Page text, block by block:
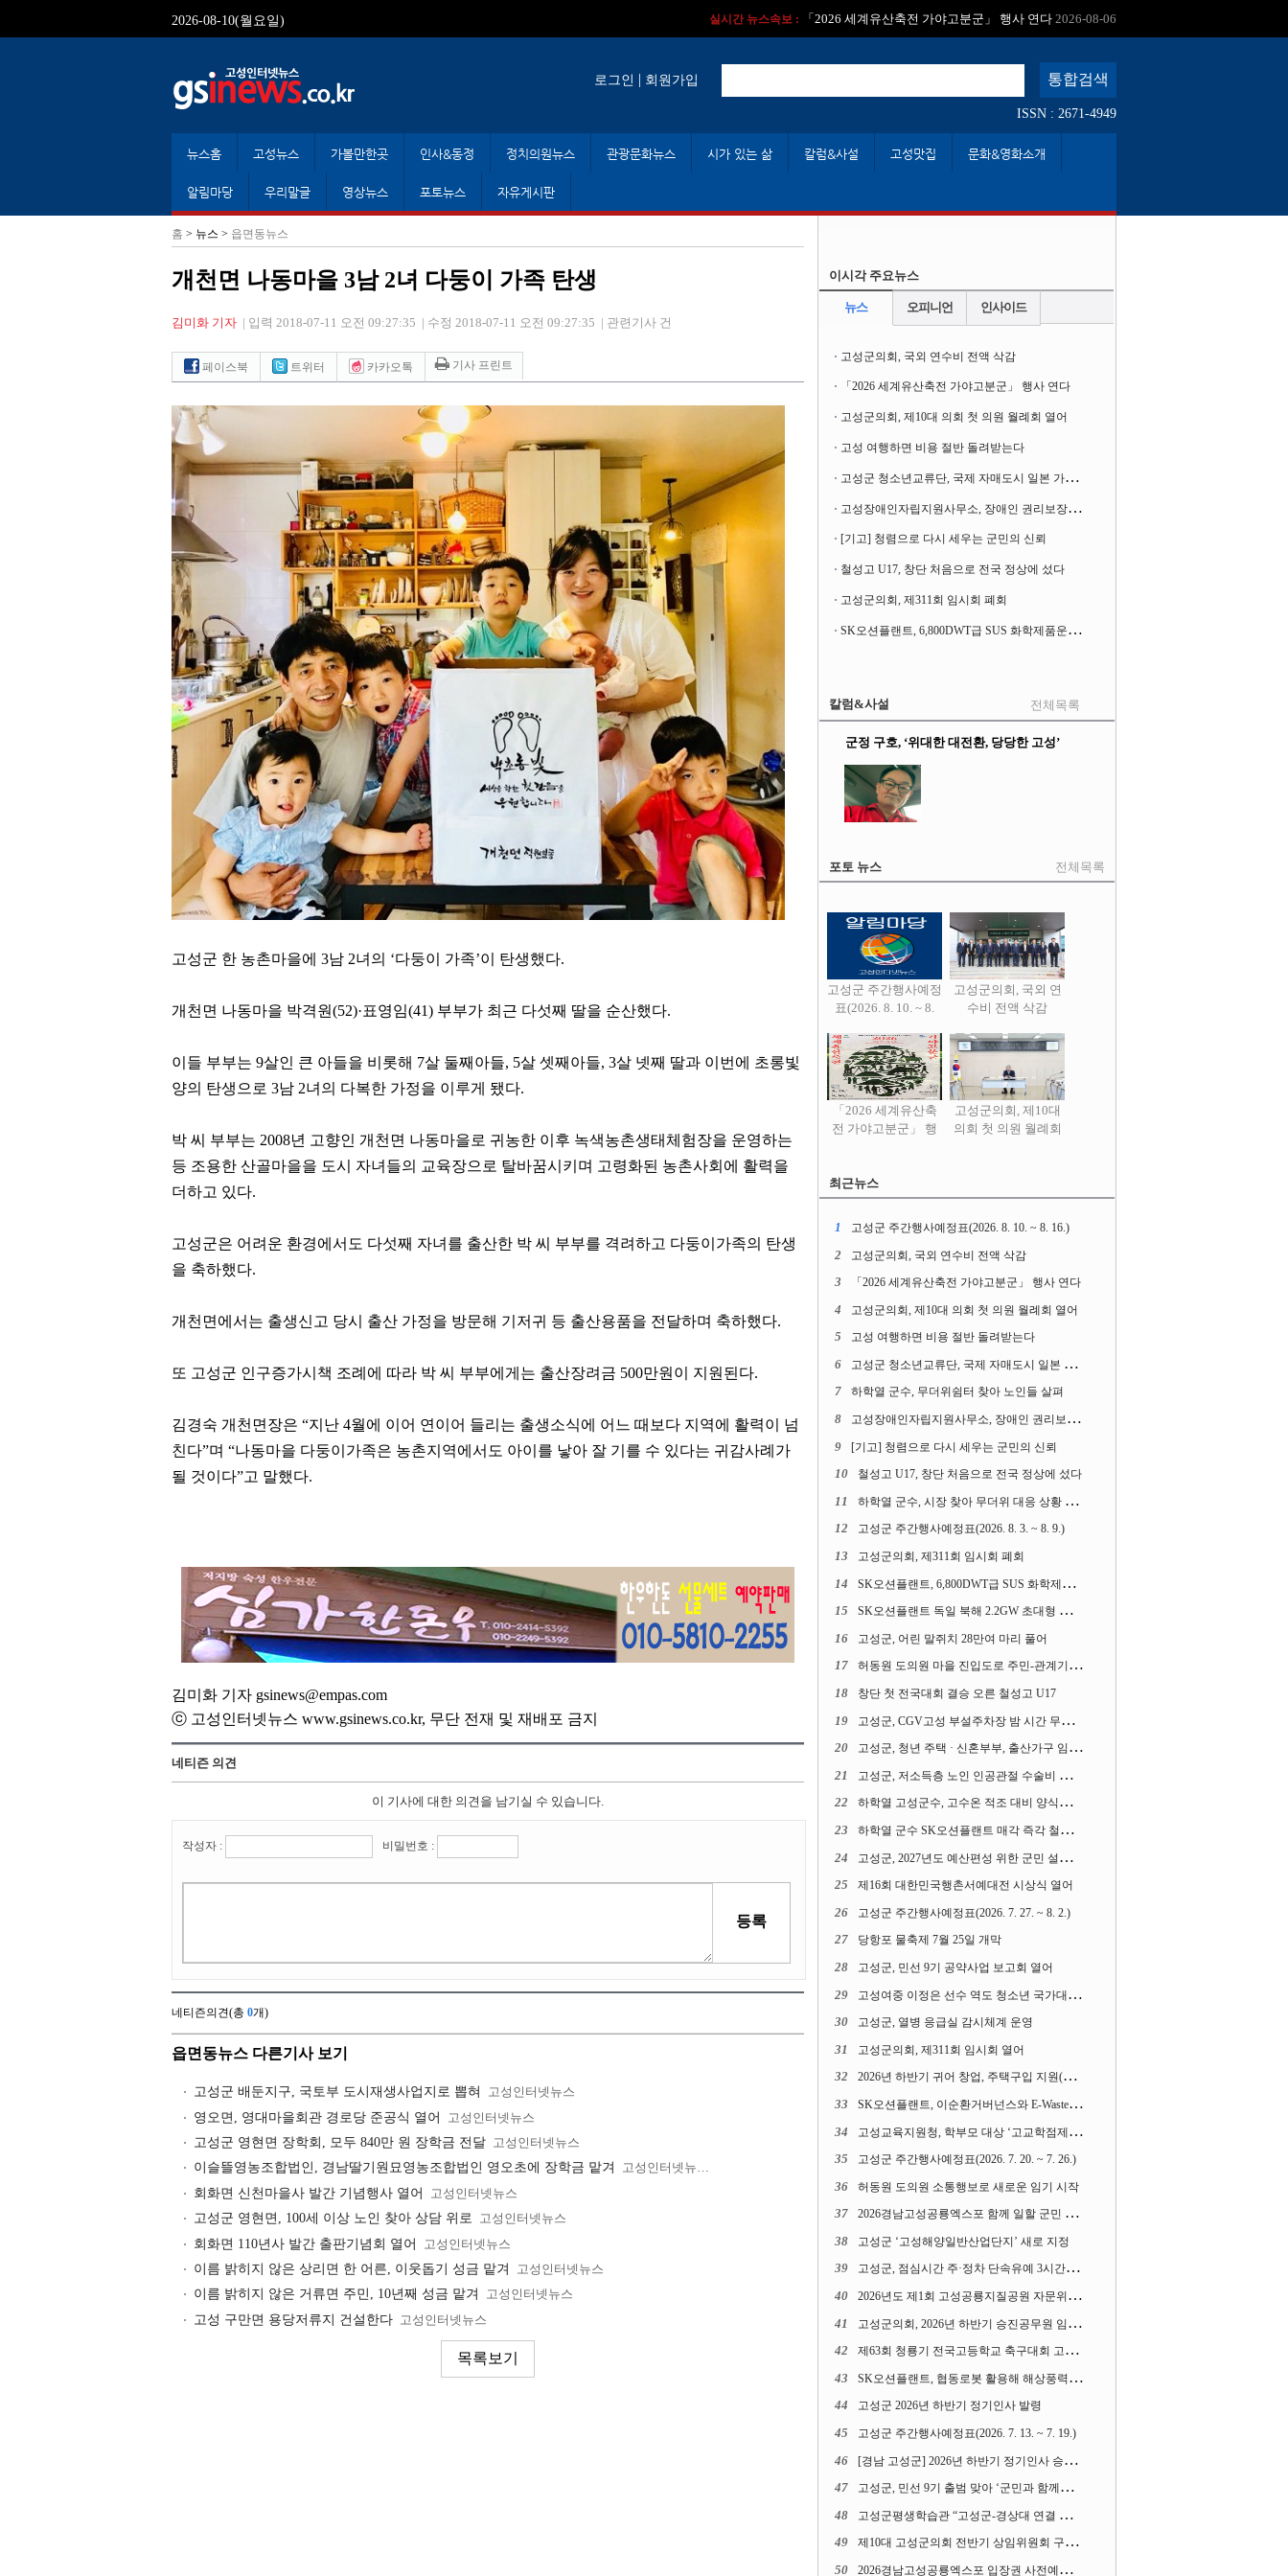
2026-08-10(월요일) 실시간 뉴스속보 : 「2026 세계유산축전 가야고분군」 행사 연다 2026-08-06
로그인 | 회원가입
ISSN : 2671-4949
뉴스홈 고성뉴스 가볼만한곳 인사&동정 정치의원뉴스 관광문화뉴스 시가 있는 삶 칼럼&사설 고성맛집 문화&영화소개
알림마당 우리말글 영상뉴스 포토뉴스 자유게시판
홈 > 뉴스 > 읍면동뉴스
개천면 나동마을 3남 2녀 다둥이 가족 탄생
김미화 기자 입력 2018-07-11 오전 09:27:35 수정 2018-07-11 오전 09:27:35 관련기사 건
페이스북 트위터 카카오톡 기사 프린트
고성군 한 농촌마을에 3남 2녀의 ‘다둥이 가족’이 탄생했다.
개천면 나동마을 박격원(52)·표영임(41) 부부가 최근 다섯째 딸을 순산했다.
이들 부부는 9살인 큰 아들을 비롯해 7살 둘째아들, 5살 셋째아들, 3살 넷째 딸과 이번에 초롱빛
양의 탄생으로 3남 2녀의 다복한 가정을 이루게 됐다.
박 씨 부부는 2008년 고향인 개천면 나동마을로 귀농한 이후 녹색농촌생태체험장을 운영하는
등 조용한 산골마을을 도시 자녀들의 교육장으로 탈바꿈시키며 고령화된 농촌사회에 활력을
더하고 있다.
고성군은 어려운 환경에서도 다섯째 자녀를 출산한 박 씨 부부를 격려하고 다둥이가족의 탄생
을 축하했다.
개천면에서는 출생신고 당시 출산 가정을 방문해 기저귀 등 출산용품을 전달하며 축하했다.
또 고성군 인구증가시책 조례에 따라 박 씨 부부에게는 출산장려금 500만원이 지원된다.
김경숙 개천면장은 “지난 4월에 이어 연이어 들리는 출생소식에 어느 때보다 지역에 활력이 넘
친다”며 “나동마을 다둥이가족은 농촌지역에서도 아이를 낳아 잘 기를 수 있다는 귀감사례가
될 것이다”고 말했다.
김미화 기자 gsinews@empas.com
ⓒ 고성인터넷뉴스 www.gsinews.co.kr, 무단 전재 및 재배포 금지
네티즌 의견
이 기사에 대한 의견을 남기실 수 있습니다.
작성자 : 비밀번호 :
네티즌의견(총 0개)
읍면동뉴스 다른기사 보기
고성군 배둔지구, 국토부 도시재생사업지로 뽑혀
고성인터넷뉴스
영오면, 영대마을회관 경로당 준공식 열어
고성인터넷뉴스
고성군 영현면 장학회, 모두 840만 원 장학금 전달 고성인터넷뉴스
이슬뜰영농조합법인, 경남딸기원묘영농조합법인 영오초에 장학금 맡겨
고성인터넷뉴스
회화면 신천마을사 발간 기념행사 열어
고성인터넷뉴스
고성군 영현면, 100세 이상 노인 찾아 상담 위로 고성인터넷뉴스
회화면 110년사 발간 출판기념회 열어
고성인터넷뉴스
이름 밝히지 않은 상리면 한 어른, 이웃돕기 성금 맡겨
고성인터넷뉴스
이름 밝히지 않은 거류면 주민, 10년째 성금 맡겨
고성인터넷뉴스
고성 구만면 용당저류지 건설한다 고성인터넷뉴스
이시각 주요뉴스
뉴스 오피니언 인사이드
고성군의회, 국외 연수비 전액 삭감
「2026 세계유산축전 가야고분군」 행사 연다
고성군의회, 제10대 의회 첫 의원 월례회 열어
고성 여행하면 비용 절반 돌려받는다
고
성군 청소년교류단, 국제 자매도시 일본 가사오카시 찾아
고
성장애인자립지원사무소, 장애인 권리보장 촉구 1인 시위 벌여
[기고] 청렴으로 다시 세우는 군민의 신뢰
철성고 U17, 창단 처음으로 전국 정상에 섰다
고성군의회, 제311회 임시회 폐회
S
K오션플랜트, 6,800DWT급 SUS 화학제품운반선 2척 수주
칼럼&사설 전체목록
군정 구호, ‘위대한 대전환, 당당한 고성’
포토 뉴스 전체목록
고성군 주간행사예정
표(2026. 8. 10. ~ 8.
고성군의회, 국외 연
수비 전액 삭감
「2026 세계유산축
전 가야고분군」 행
고성군의회, 제10대
의회 첫 의원 월례회
최근뉴스
1 고성군 주간행사예정표(2026. 8. 10. ~ 8. 16.)
2 고성군의회, 국외 연수비 전액 삭감
3 「2026 세계유산축전 가야고분군」 행사 연다
4 고성군의회, 제10대 의회 첫 의원 월례회 열어
5 고성 여행하면 비용 절반 돌려받는다
6 고성군 청소년교류단, 국제 자매도시 일본 가사오카시 찾아
7 하학열 군수, 무더위쉼터 찾아 노인들 살펴
8 고성장애인자립지원사무소, 장애인 권리보장 촉구 1인 시위 벌여
9 [기고] 청렴으로 다시 세우는 군민의 신뢰
10 철성고 U17, 창단 처음으로 전국 정상에 섰다
11 하학열 군수, 시장 찾아 무더위 대응 상황 살펴
12 고성군 주간행사예정표(2026. 8. 3. ~ 8. 9.)
13 고성군의회, 제311회 임시회 폐회
14 SK오션플랜트, 6,800DWT급 SUS 화학제품운반선 2척 수주
15 SK오션플랜트 독일 북해 2.2GW 초대형 해상변전소 하부구조물 수주
16 고성군, 어린 말쥐치 28만여 마리 풀어
17 허동원 도의원 마을 진입도로 주민-관계기관과 함께 간담회 열어
18 창단 첫 전국대회 결승 오른 철성고 U17
19 고성군, CGV고성 부설주차장 밤 시간 무료 개방한다
20 고성군, 청년 주택 · 신혼부부, 출산가구 임차보증금 대출이자 지원사업 시행
21 고성군, 저소득층 노인 인공관절 수술비 지원사업 계속 추진
22 하학열 고성군수, 고수온 적조 대비 양식장 현장점검
23 하학열 군수 SK오션플랜트 매각 즉각 철회 촉구 기자회견 열어
24 고성군, 2027년도 예산편성 위한 군민 설문조사 실시
25 제16회 대한민국행촌서예대전 시상식 열어
26 고성군 주간행사예정표(2026. 7. 27. ~ 8. 2.)
27 당항포 물축제 7월 25일 개막
28 고성군, 민선 9기 공약사업 보고회 열어
29 고성여중 이정은 선수 역도 청소년 국가대표에 뽑혀
30 고성군, 열병 응급실 감시체계 운영
31 고성군의회, 제311회 임시회 열어
32 2026년 하반기 귀어 창업, 주택구입 지원(융자) 사업대상자 모집
33 SK오션플랜트, 이순환거버넌스와 E-Waste Zero 업무협약
34 고성교육지원청, 학부모 대상 ‘고교학점제와 대입제도 설명회’ 열어
35 고성군 주간행사예정표(2026. 7. 20. ~ 7. 26.)
36 허동원 도의원 소통행보로 새로운 임기 시작
37 2026경남고성공룡엑스포 함께 일할 군민 모집
38 고성군 ‘고성해양일반산업단지’ 새로 지정
39 고성군, 점심시간 주·정차 단속유예 3시간으로 확대
40 2026년도 제1회 고성공룡지질공원 자문위원회 열어
41 고성군의회, 2026년 하반기 승진공무원 임용장 수여
42 제63회 청룡기 전국고등학교 축구대회 고성서 열린다
43 SK오션플랜트, 협동로봇 활용해 해상풍력 생산 혁신 속도 낸다
44 고성군 2026년 하반기 정기인사 발령
45 고성군 주간행사예정표(2026. 7. 13. ~ 7. 19.)
46 [경남 고성군] 2026년 하반기 정기인사 승진심사 결과
47 고성군, 민선 9기 출범 맞아 ‘군민과 함께하는 대전환 소통간담회’ 열어
48 고성군평생학습관 “고성군-경상대 연결 평생교육” 운영
49 제10대 고성군의회 전반기 상임위원회 구성 완료
50 2026경남고성공룡엑스포 입장권 사전예매 시작